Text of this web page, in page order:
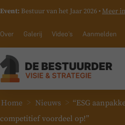
Event: Bestuur van het Jaar 2026 • Meer
Over Galerij Video’s Aanmelden
Home > Nieuws > “ESG
competitief voordeel op!”